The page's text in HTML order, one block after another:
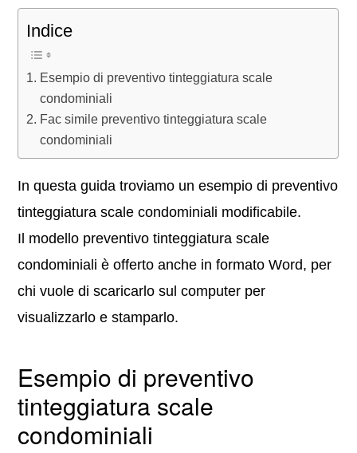
Indice
Esempio di preventivo tinteggiatura scale
condominiali
Fac simile preventivo tinteggiatura scale
condominiali
In questa guida troviamo un esempio di preventivo
tinteggiatura scale condominiali modificabile.
Il modello preventivo tinteggiatura scale
condominiali è offerto anche in formato Word, per
chi vuole di scaricarlo sul computer per
visualizzarlo e stamparlo.
Esempio di preventivo
tinteggiatura scale
condominiali